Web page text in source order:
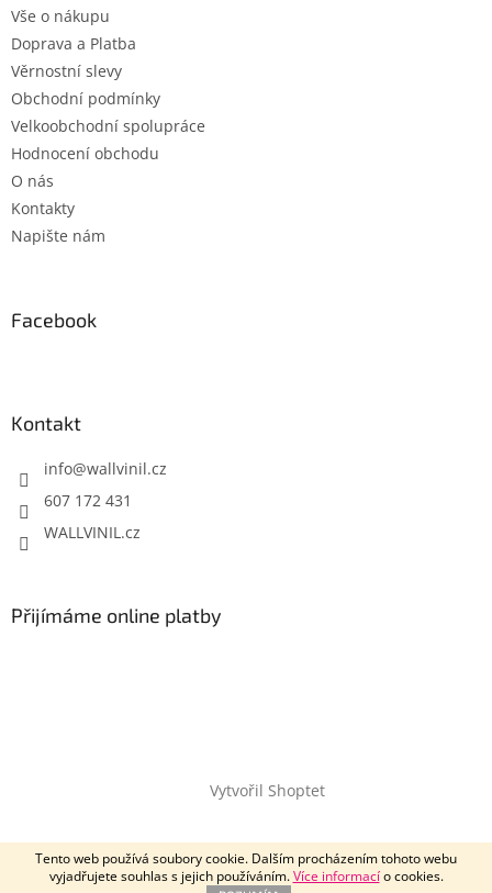
Tento web používá soubory cookie. Dalším procházením tohoto webu
vyjadřujete souhlas s jejich používáním.Více informacío cookies.
Vše o nákupu
Doprava a Platba
Věrnostní slevy
Obchodní podmínky
Velkoobchodní spolupráce
Hodnocení obchodu
O nás
Kontakty
Napište nám
Facebook
Kontakt
info@wallvinil.cz
607 172 431
WALLVINIL.cz
Přijímáme online platby
Vytvořil Shoptet
Copyright 2026Wallvinil.cz. Všechna práva vyhrazena.